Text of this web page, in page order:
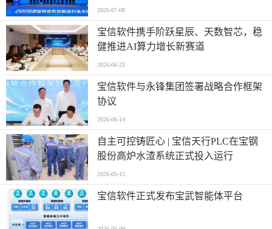
目录（2026）》
2026-07-08
宝信软件携手阶跃星辰、天数智芯，稳
健推进AI算力增长新赛道
2026-06-23
宝信软件与永锋集团签署战略合作框架
协议
2026-06-14
自主可控铸匠心 | 宝信天行PLC在宝钢
股份高炉水渣系统正式投入运行
2026-05-15
宝信软件正式发布宝武智能体平台